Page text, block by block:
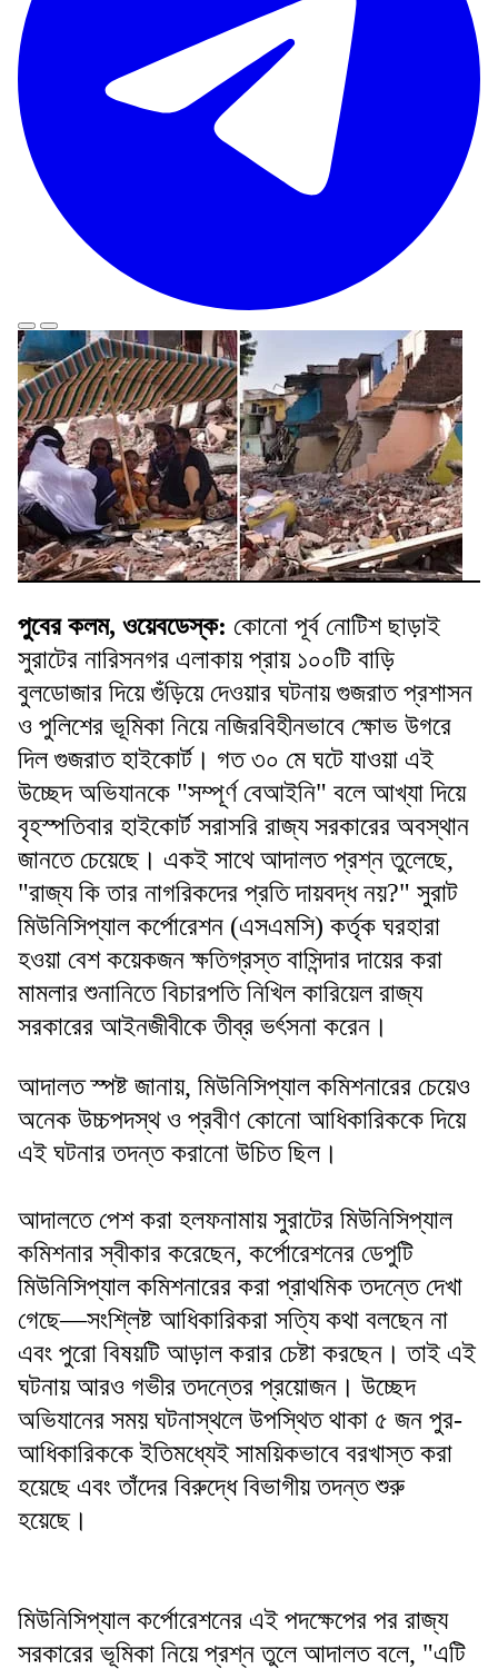
পুবের কলম, ওয়েবডেস্ক: কোনো পূর্ব নোটিশ ছাড়াই
সুরাটের নারিসনগর এলাকায় প্রায় ১০০টি বাড়ি
বুলডোজার দিয়ে গুঁড়িয়ে দেওয়ার ঘটনায় গুজরাত প্রশাসন
ও পুলিশের ভূমিকা নিয়ে নজিরবিহীনভাবে ক্ষোভ উগরে
দিল গুজরাত হাইকোর্ট। গত ৩০ মে ঘটে যাওয়া এই
উচ্ছেদ অভিযানকে "সম্পূর্ণ বেআইনি" বলে আখ্যা দিয়ে
বৃহস্পতিবার হাইকোর্ট সরাসরি রাজ্য সরকারের অবস্থান
জানতে চেয়েছে। একই সাথে আদালত প্রশ্ন তুলেছে,
"রাজ্য কি তার নাগরিকদের প্রতি দায়বদ্ধ নয়?" সুরাট
মিউনিসিপ্যাল কর্পোরেশন (এসএমসি) কর্তৃক ঘরহারা
হওয়া বেশ কয়েকজন ক্ষতিগ্রস্ত বাসিন্দার দায়ের করা
মামলার শুনানিতে বিচারপতি নিখিল কারিয়েল রাজ্য
সরকারের আইনজীবীকে তীব্র ভর্ৎসনা করেন।
আদালত স্পষ্ট জানায়, মিউনিসিপ্যাল কমিশনারের চেয়েও
অনেক উচ্চপদস্থ ও প্রবীণ কোনো আধিকারিককে দিয়ে
এই ঘটনার তদন্ত করানো উচিত ছিল।
আদালতে পেশ করা হলফনামায় সুরাটের মিউনিসিপ্যাল
কমিশনার স্বীকার করেছেন, কর্পোরেশনের ডেপুটি
মিউনিসিপ্যাল কমিশনারের করা প্রাথমিক তদন্তে দেখা
গেছে—সংশ্লিষ্ট আধিকারিকরা সত্যি কথা বলছেন না
এবং পুরো বিষয়টি আড়াল করার চেষ্টা করছেন। তাই এই
ঘটনায় আরও গভীর তদন্তের প্রয়োজন। উচ্ছেদ
অভিযানের সময় ঘটনাস্থলে উপস্থিত থাকা ৫ জন পুর-
আধিকারিককে ইতিমধ্যেই সাময়িকভাবে বরখাস্ত করা
হয়েছে এবং তাঁদের বিরুদ্ধে বিভাগীয় তদন্ত শুরু
হয়েছে।
মিউনিসিপ্যাল কর্পোরেশনের এই পদক্ষেপের পর রাজ্য
সরকারের ভূমিকা নিয়ে প্রশ্ন তুলে আদালত বলে, "এটি